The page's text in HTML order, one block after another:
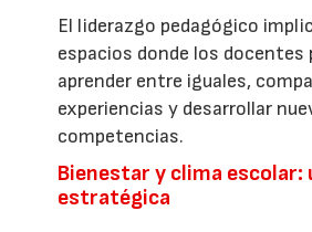
El liderazgo pedagógico
espacios donde los docentes
aprender entre iguales,
experiencias y desarrollar
competencias.
Bienestar y clima escolar:
estratégica